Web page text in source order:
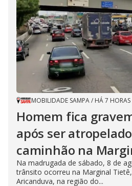
MOBILIDADE SAMPA/ HÁ 7 HORAS
Homem fica
após ser
caminhão na
Na madrugada de sábado, 8 de
trânsito ocorreu na Marginal
Aricanduva, na região do...